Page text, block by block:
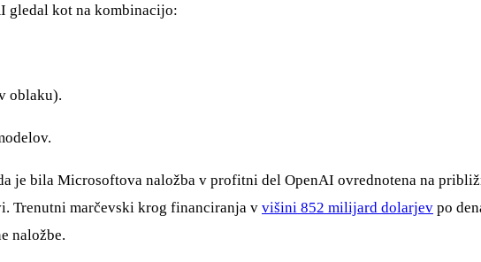
gledal kot na kombinacijo:
oblaku).
je bila Microsoftova naložba v profitni del OpenAI ovrednotena na
Trenutni marčevski krog financiranja v višini 852 milijard dolarjev po
naložbe.